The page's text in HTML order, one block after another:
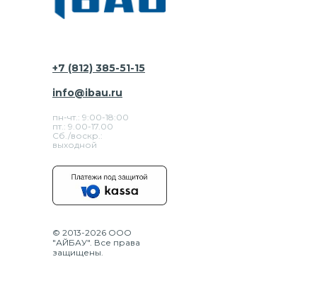
+7 (812) 385-51-15
пн-чт.: 9:00-18:00
пт.: 9.00-17.00
Сб./воскр.:
выходной
info@ibau.ru
© 2013-2026 ООО
"АЙБАУ". Все права
защищены.